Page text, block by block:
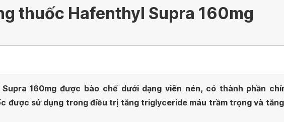
thuốc Hafenthyl Supra 160mg
160mg được bào chế dưới dạng viên nén, có thành phần
được sử dụng trong điều trị tăng triglyceride máu trầm trọng và